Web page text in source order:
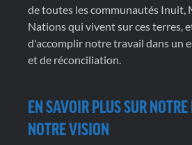
de toutes les communautés Inuit,
Nations qui vivent sur ces terres,
d'accomplir notre travail dans un
et de réconciliation.
EN SAVOIR PLUS SUR
NOTRE VISION